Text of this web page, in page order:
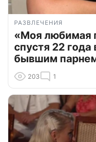
РАЗВЛЕЧЕНИЯ
«Моя любимая
спустя 22 года
бывшим
203 1